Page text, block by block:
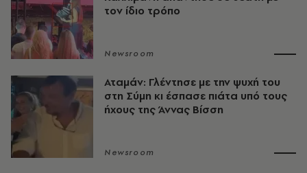
τον ίδιο τρόπο
Newsroom
Αταμάν: Γλέντησε με την ψυχή του
στη Σύμη κι έσπασε πιάτα υπό τους
ήχους της Άννας Βίσση
Newsroom